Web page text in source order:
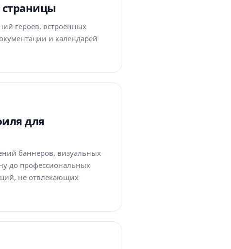
героев, встроенных
и календарей
для
баннеров, визуальных
до профессиональных
не отвлекающих